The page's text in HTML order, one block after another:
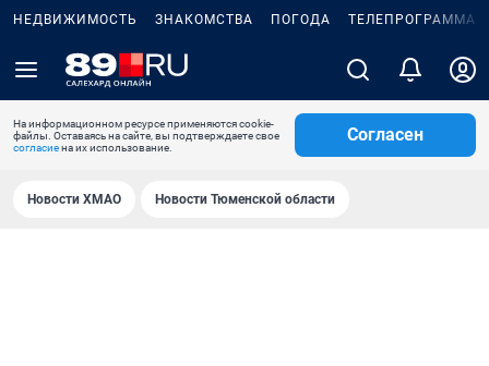
НЕДВИЖИМОСТЬ ЗНАКОМСТВА ПОГОДА ТЕЛЕПРОГРАММА
На информационном ресурсе применяются cookie-
файлы. Оставаясь на сайте, вы подтверждаете свое
согласиена их использование.
Согласен
Новости ХМАО Новости Тюменской области